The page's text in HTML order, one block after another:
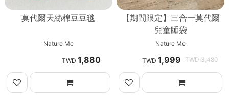
莫代爾天絲棉豆豆毯
Nature Me
1,880
【期間限定】三合一莫代爾
兒童睡袋
Nature Me
3,480
1,999